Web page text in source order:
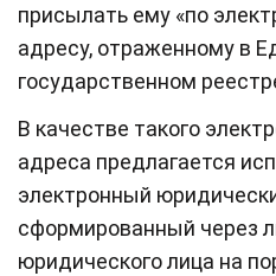
присылать ему «по
адресу, отраженному в
государственном
В качестве такого
адреса предлагается
электронный
сформированный через
юридического лица на